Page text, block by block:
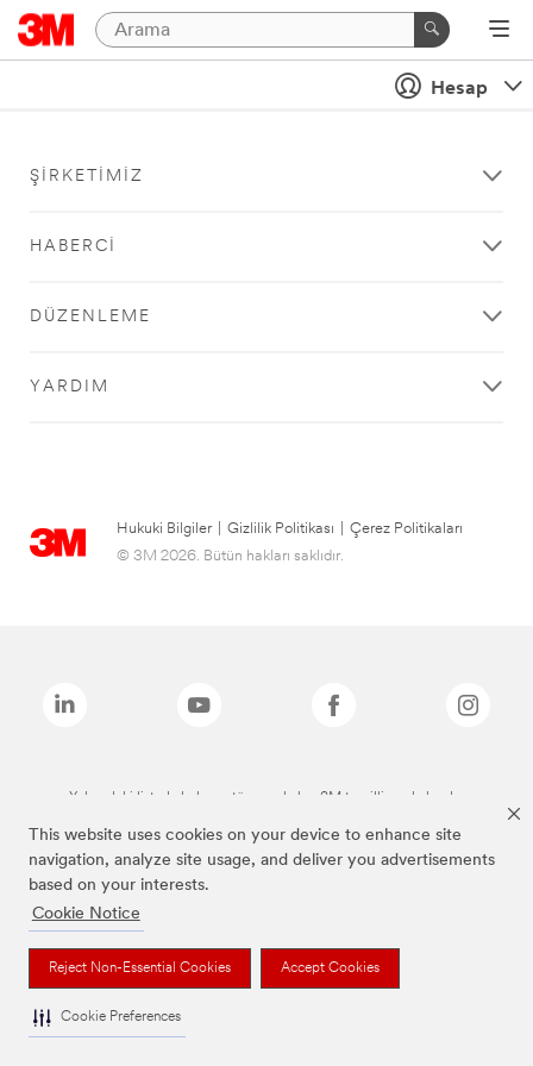
This website uses cookies on your device to enhance site
navigation, analyze site usage, and deliver you advertisements
based on your interests.
Cookie Notice
Reject Non-Essential Cookies Accept Cookies
Cookie Preferences
Hesap
ŞIRKETIMIZ
HABERCI
DÜZENLEME
YARDIM
Hukuki Bilgiler Gizlilik Politikası
Çerez Politikaları
© 3M 2026. Bütün hakları saklıdır.
Yukarıdaki listede bulunan tüm markalar, 3M tescilli markalarıdır.